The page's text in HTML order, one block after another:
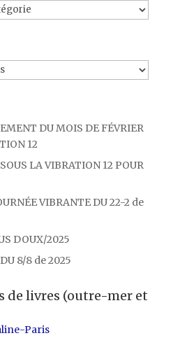
DU MOIS DE FÉVRIER
12
LA VIBRATION 12 POUR
VIBRANTE DU 22-2 de
DOUX/2025
8/8 de 2025
de livres (outre-mer et
Paris